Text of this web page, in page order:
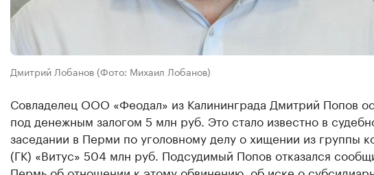
Дмитрий Лобанов (Фото: Михаил Лобанов)
Совладелец ООО «Феодал» из Калининграда Дмитрий Попов
под денежным залогом 5 млн руб. Это стало известно в
заседании в Перми по уголовному делу о хищении из группы
(ГК) «Витус» 504 млн руб. Подсудимый Попов отказался